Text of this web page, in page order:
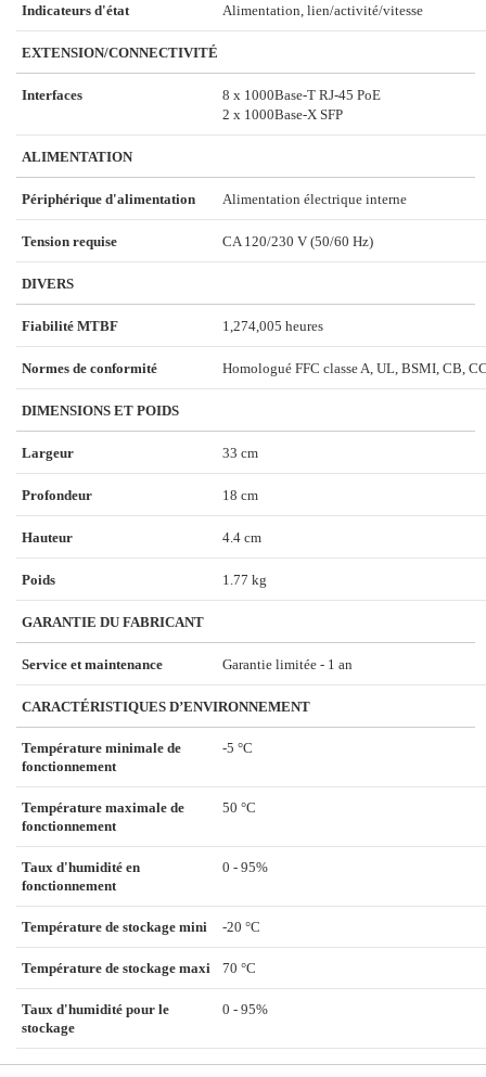
Indicateurs d'état Alimentation, lien/activité/vitesse
EXTENSION/CONNECTIVITÉ
Interfaces
8 x 1000Base-T RJ-45 PoE
2 x 1000Base-X SFP
ALIMENTATION
Périphérique d'alimentation Alimentation électrique interne
Tension requise CA 120/230 V (50/60 Hz)
DIVERS
Fiabilité MTBF 1,274,005 heures
Normes de conformité Homologué FFC classe A, UL, BSMI, CB,
DIMENSIONS ET POIDS
Largeur 33 cm
Profondeur 18 cm
Hauteur 4.4 cm
Poids 1.77 kg
GARANTIE DU FABRICANT
Service et maintenance Garantie limitée - 1 an
CARACTÉRISTIQUES D’ENVIRONNEMENT
Température minimale de
fonctionnement
-5 °C
Température maximale de
fonctionnement
50 °C
Taux d'humidité en
fonctionnement
0 - 95%
Température de stockage mini -20 °C
Température de stockage maxi 70 °C
Taux d'humidité pour le
stockage
0 - 95%